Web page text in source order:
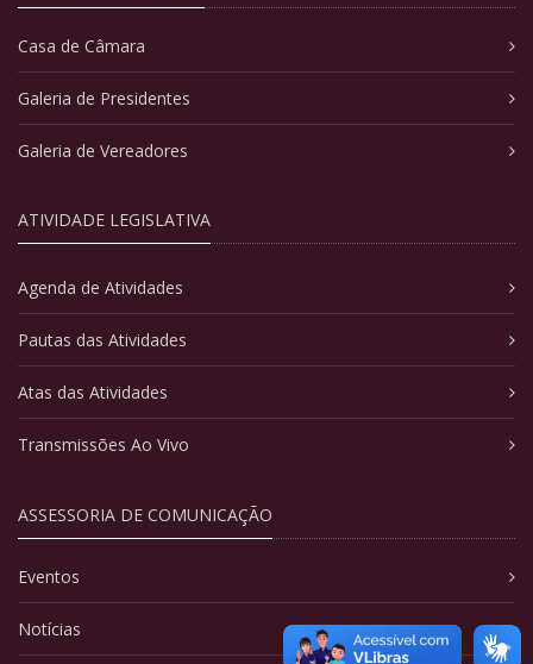
Casa de Câmara
Galeria de Presidentes
Galeria de Vereadores
ATIVIDADE LEGISLATIVA
Agenda de Atividades
Pautas das Atividades
Atas das Atividades
Transmissões Ao Vivo
ASSESSORIA DE COMUNICAÇÃO
Eventos
Notícias